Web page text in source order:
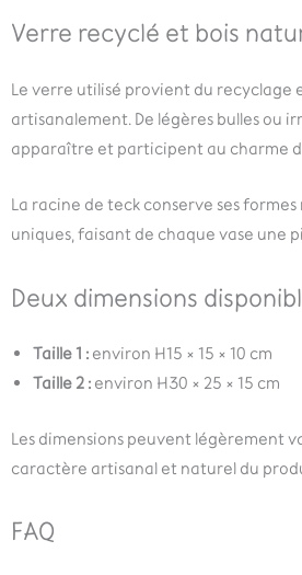
Verre recyclé et bois
Le verre utilisé provient du recyclage
artisanalement. De légères bulles ou
apparaître et participent au charme
La racine de teck conserve ses
uniques, faisant de chaque vase une
Deux dimensions
Taille 1 : environ H15 × 15 × 10 cm
Taille 2 : environ H30 × 25 × 15 cm
Les dimensions peuvent légèrement
caractère artisanal et naturel du
FAQ